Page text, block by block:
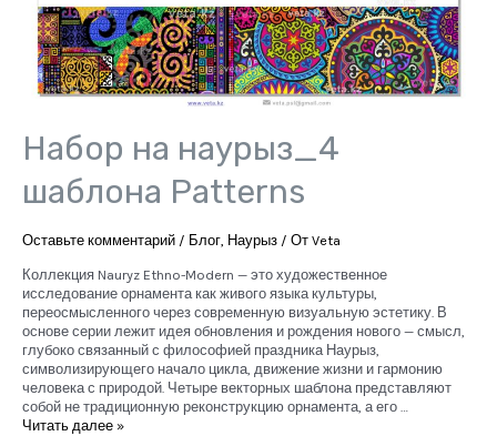
Набор на наурыз_4
шаблона Patterns
Оставьте комментарий / Блог, Наурыз / От Veta
Коллекция Nauryz Ethno-Modern — это художественное
исследование орнамента как живого языка культуры,
переосмысленного через современную визуальную эстетику. В
основе серии лежит идея обновления и рождения нового — смысл,
глубоко связанный с философией праздника Наурыз,
символизирующего начало цикла, движение жизни и гармонию
человека с природой. Четыре векторных шаблона представляют
собой не традиционную реконструкцию орнамента, а его …
Набор
Читать далее »